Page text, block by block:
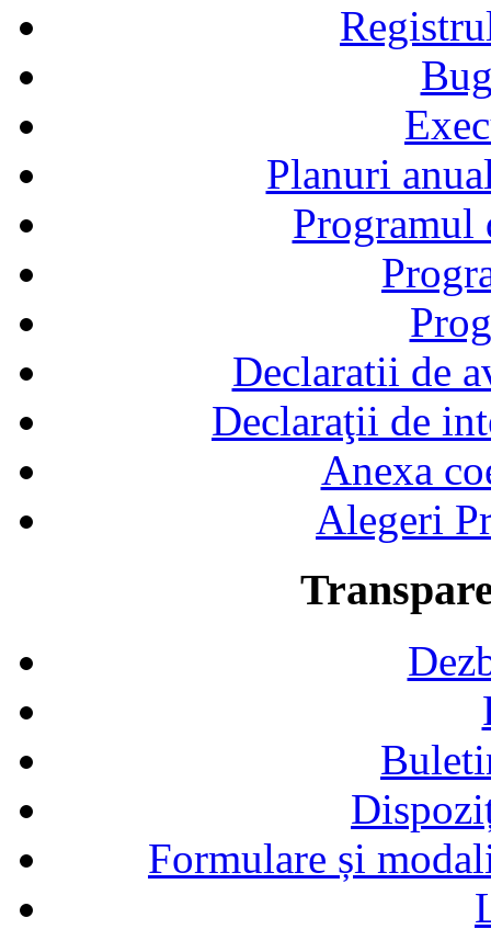
Planuri
Declaratii de
Declaraţii de
Anexa
Alegeri
Formulare și